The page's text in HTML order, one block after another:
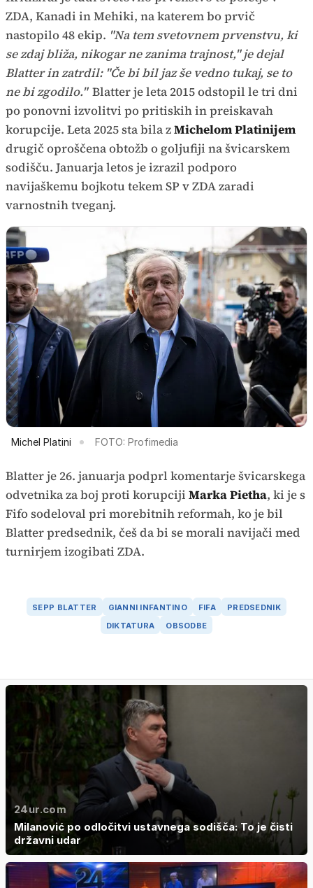
ZDA, Kanadi in Mehiki, na katerem bo prvič
nastopilo 48 ekip. "Na tem svetovnem prvenstvu, ki
se zdaj bliža, nikogar ne zanima trajnost," je dejal
Blatter in zatrdil: "Če bi bil jaz še vedno tukaj, se to
ne bi zgodilo." Blatter je leta 2015 odstopil le tri dni
po ponovni izvolitvi po pritiskih in preiskavah
korupcije. Leta 2025 sta bila zMichelom Platinijem
drugič oproščena obtožb o goljufiji na švicarskem
sodišču. Januarja letos je izrazil podporo
navijaškemu bojkotu tekem SP v ZDA zaradi
varnostnih tveganj.
Michel Platini FOTO: Profimedia
Blatter je 26. januarja podprl komentarje švicarskega
odvetnika za boj proti korupciji Marka Pietha, ki je s
Fifo sodeloval pri morebitnih reformah, ko je bil
Blatter predsednik, češ da bi se morali navijači med
turnirjem izogibati ZDA.
SEPP BLATTER GIANNI INFANTINO FIFA
PREDSEDNIK
DIKTATURA
OBSODBE
24ur.com
Milanović po odločitvi ustavnega sodišča: To je čisti
državni udar